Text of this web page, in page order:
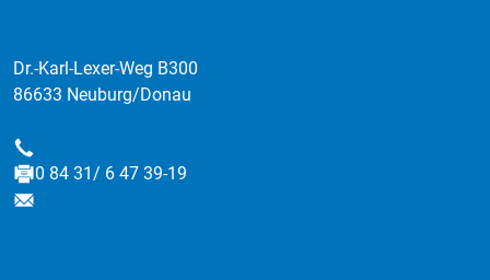
Dr.-Karl-Lexer-Weg B300
86633 Neuburg/Donau
Telefon
Fax
0 84 31/ 6 47 39-19
E-Mail